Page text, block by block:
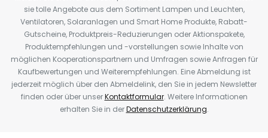
sie tolle Angebote aus dem Sortiment Lampen und Leuchten,
Ventilatoren, Solaranlagen und Smart Home Produkte, Rabatt-
Gutscheine, Produktpreis-Reduzierungen oder Aktionspakete,
Produktempfehlungen und -vorstellungen sowie Inhalte von
möglichen Kooperationspartnern und Umfragen sowie Anfragen für
Kaufbewertungen und Weiterempfehlungen. Eine Abmeldung ist
jederzeit möglich über den Abmeldelink, den Sie in jedem Newsletter
finden oder über unserKontaktformular. Weitere Informationen
erhalten Sie in derDatenschutzerklärung.